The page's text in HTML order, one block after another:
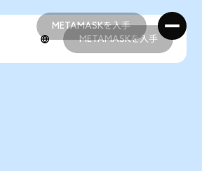
METAMASKを入手
METAMASKを入手
METAMASKを入手